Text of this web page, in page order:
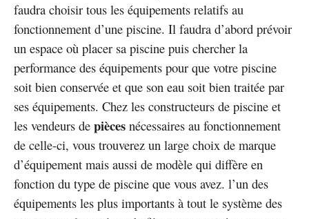
faudra choisir tous les équipements relatifs au
fonctionnement d’une piscine. Il faudra d’abord prévoir
un espace où placer sa piscine puis chercher la
performance des équipements pour que votre piscine
soit bien conservée et que son eau soit bien traitée par
ses équipements. Chez les constructeurs de piscine et
les vendeurs de pièces nécessaires au fonctionnement
de celle-ci, vous trouverez un large choix de marque
d’équipement mais aussi de modèle qui diffère en
fonction du type de piscine que vous avez. l’un des
équipements les plus importants à tout le système des